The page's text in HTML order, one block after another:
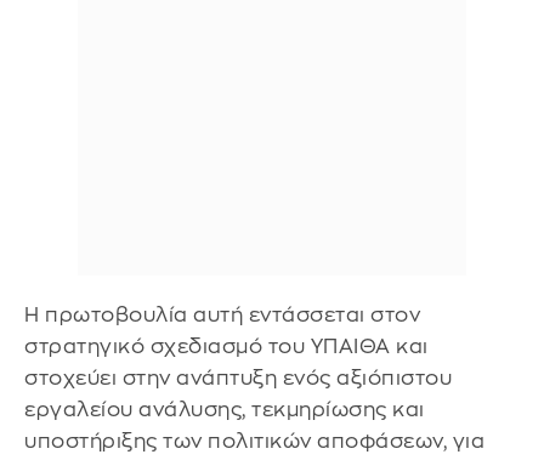
Η πρωτοβουλία αυτή εντάσσεται στον
στρατηγικό σχεδιασμό του ΥΠΑΙΘΑ και
στοχεύει στην ανάπτυξη ενός αξιόπιστου
εργαλείου ανάλυσης, τεκμηρίωσης και
υποστήριξης των πολιτικών αποφάσεων, για